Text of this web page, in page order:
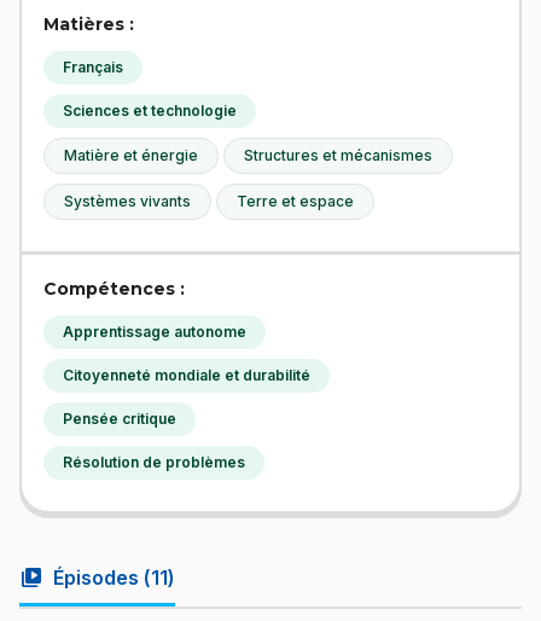
Matières :
Français
Sciences et technologie
Matière et énergie Structures et mécanismes
Systèmes vivants Terre et espace
Compétences :
Apprentissage autonome
Citoyenneté mondiale et durabilité
Pensée critique
Résolution de problèmes
video_library Épisodes (11)